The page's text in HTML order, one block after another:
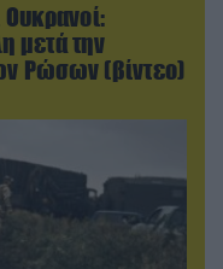
μετά την
Ρώσων (βίντεο)